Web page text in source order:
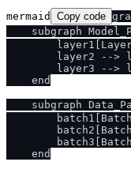
mermaid Copy code
subgraph
layer2 -->
layer3 -->
    end
subgraph